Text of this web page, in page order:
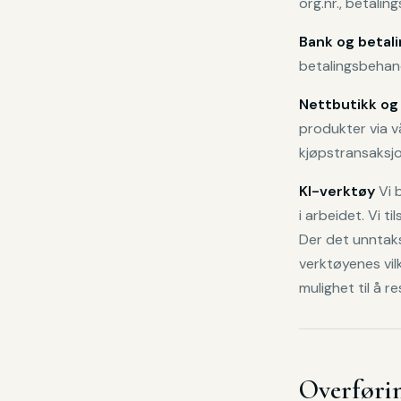
Bank og
Nettbutikk
produkter via
KI-verktøyVi
i arbeidet. Vi
Der det
verktøyenes
mulighet til å